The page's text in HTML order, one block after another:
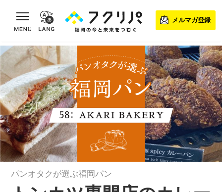
toggle navigation
メルマガ登録
パンオタクが選ぶ福岡パン